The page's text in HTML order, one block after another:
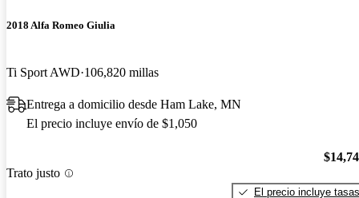
2018 Alfa Romeo Giulia
Ti Sport AWD 106,820 millas
Entrega a domicilio desde Ham Lake, MN
El precio incluye envío de $1,050
Trato justo
El precio incluye tasas